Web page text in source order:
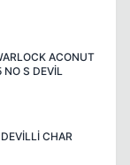
ACONUT
NO S DEVİL
CHAR